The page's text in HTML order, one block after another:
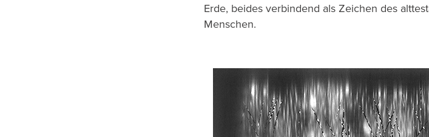
Erde, beides verbindend als Zeichen des
Menschen.